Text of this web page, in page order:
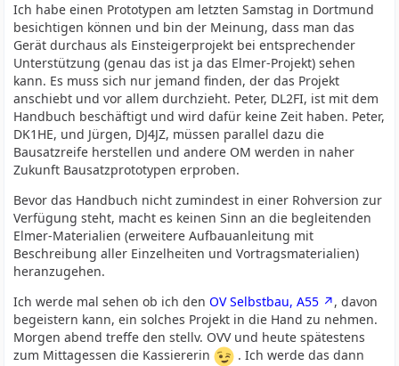
Ich habe einen Prototypen am letzten Samstag in Dortmund
besichtigen können und bin der Meinung, dass man das
Gerät durchaus als Einsteigerprojekt bei entsprechender
Unterstützung (genau das ist ja das Elmer-Projekt) sehen
kann. Es muss sich nur jemand finden, der das Projekt
anschiebt und vor allem durchzieht. Peter, DL2FI, ist mit dem
Handbuch beschäftigt und wird dafür keine Zeit haben. Peter,
DK1HE, und Jürgen, DJ4JZ, müssen parallel dazu die
Bausatzreife herstellen und andere OM werden in naher
Zukunft Bausatzprototypen erproben.
Bevor das Handbuch nicht zumindest in einer Rohversion zur
Verfügung steht, macht es keinen Sinn an die begleitenden
Elmer-Materialien (erweitere Aufbauanleitung mit
Beschreibung aller Einzelheiten und Vortragsmaterialien)
heranzugehen.
Ich werde mal sehen ob ich denOV Selbstbau, A55
, davon
begeistern kann, ein solches Projekt in die Hand zu nehmen.
Morgen abend treffe den stellv. OVV und heute spätestens
zum Mittagessen die Kassiererin
. Ich werde das dann